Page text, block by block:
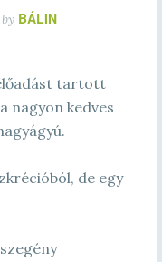
BÁLIN
tartott
nagyon kedves
de egy